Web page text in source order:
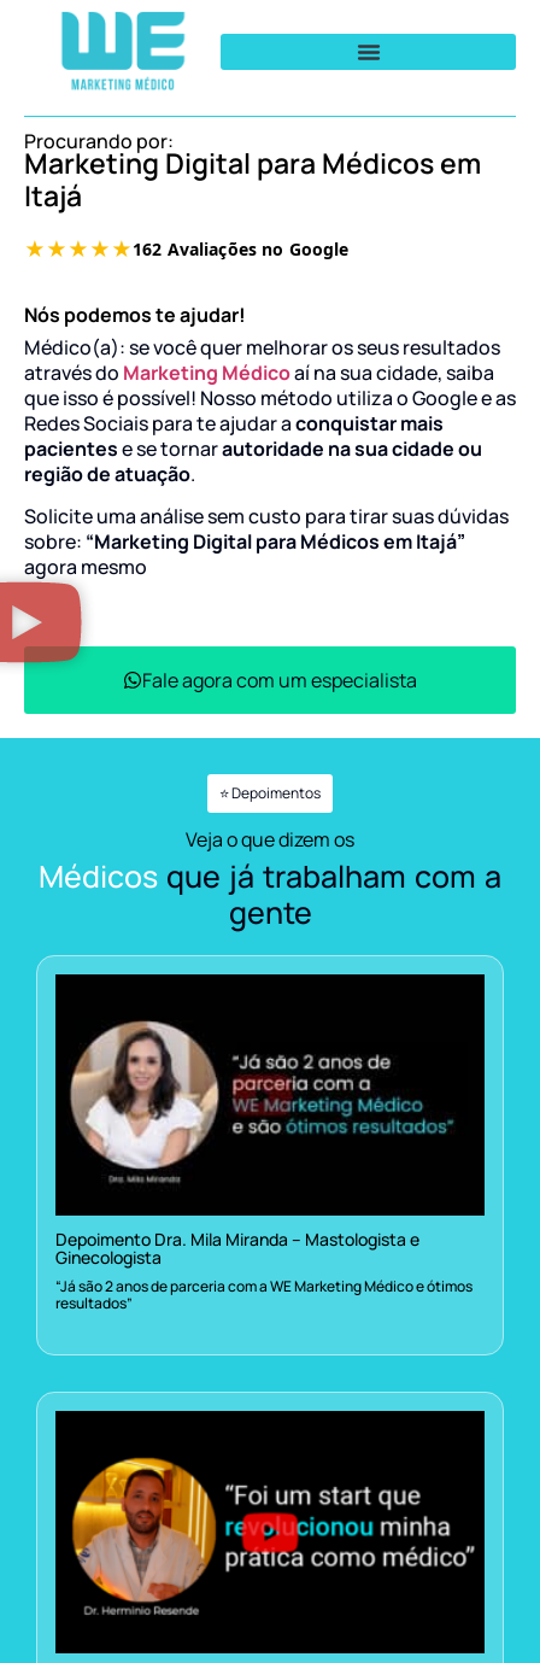
Procurando por:
Marketing Digital para Médicos em
Itajá
Nós podemos te ajudar!
Médico(a): se você quer melhorar os seus resultados
através do Marketing Médicoaí na sua cidade, saiba
que isso é possível! Nosso método utiliza o Google e as
Redes Sociais para te ajudar aconquistar mais
pacientese se tornarautoridade na sua cidade ou
região de atuação.
Solicite uma análise sem custo para tirar suas dúvidas
sobre: “Marketing Digital para Médicos em Itajá”
agora mesmo
Fale agora com um especialista
⭐ Depoimentos
Veja o que dizem os
Médicos que já trabalham com a
gente
Depoimento Dra. Mila Miranda – Mastologista e
Ginecologista
“Já são 2 anos de parceria com a WE Marketing Médico e ótimos
resultados”